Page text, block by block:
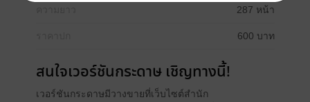
287 หน้า
600 บาท
สนใจเวอร์ชันกระดาษ เชิญทางนี้!
เวอร์ชันกระดาษมีวางขายที่เว็บไซต์สำนัก